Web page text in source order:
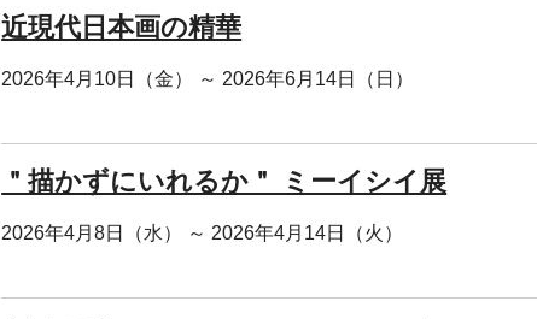
近現代日本画の精華
2026年4月10日（金） ～ 2026年6月14日（日）
＂描かずにいれるか＂ ミーイシイ展
2026年4月8日（水） ～ 2026年4月14日（火）